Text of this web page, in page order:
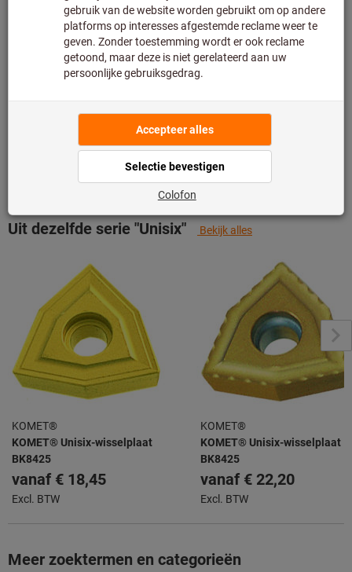
daardoor niet bij ons op voorraad is, bestellen wij dit
artikel voor u rechtstreeks bij de fabrikant.
Info
Toevoegen aan wenslijst Artikel delen
Productdetails
Uit dezelfde serie "Unisix" Bekijk alles
KOMET®
KOMET® Unisix-wisselplaat
BK8425
vanaf € 18,45
Excl. BTW
KOMET®
KOMET® Unisix-wisselplaat
BK8425
vanaf € 22,20
Excl. BTW
Meer zoektermen en categorieën